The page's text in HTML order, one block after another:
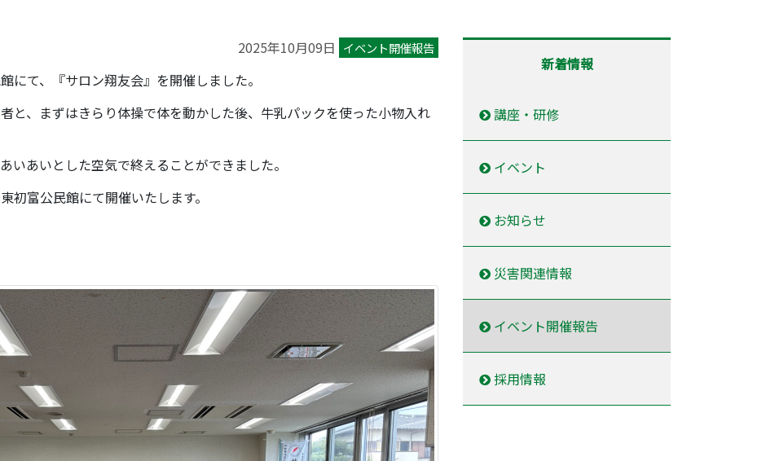
2025年10月09日 イベント開催報告
にて、『サロン翔友会』を開催しました。
と、まずはきらり体操で体を動かした後、牛乳パックを使った小物入れ
いあいとした空気で終えることができました。
初富公民館にて開催いたします。
新着情報
講座・研修
イベント
お知らせ
災害関連情報
イベント開催報告
採用情報